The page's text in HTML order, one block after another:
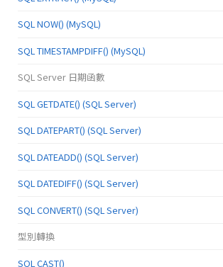
SQL NOW() (MySQL)
SQL TIMESTAMPDIFF() (MySQL)
SQL Server 日期函數
SQL GETDATE() (SQL Server)
SQL DATEPART() (SQL Server)
SQL DATEADD() (SQL Server)
SQL DATEDIFF() (SQL Server)
SQL CONVERT() (SQL Server)
型別轉換
SQL CAST()